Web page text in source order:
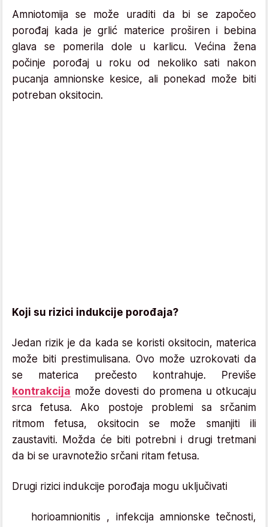
Amniotomija se može uraditi da bi se započeo
porođaj kada je grlić materice proširen i bebina
glava se pomerila dole u ​​karlicu. Većina žena
počinje porođaj u roku od nekoliko sati nakon
pucanja amnionske kesice, ali ponekad može biti
potreban oksitocin.
Koji su rizici indukcije porođaja?
Jedan rizik je da kada se koristi oksitocin, materica
može biti prestimulisana. Ovo može uzrokovati da
se materica prečesto kontrahuje. Previše
kontrakcija može dovesti do promena u otkucaju
srca fetusa. Ako postoje problemi sa srčanim
ritmom fetusa, oksitocin se može smanjiti ili
zaustaviti. Možda će biti potrebni i drugi tretmani
da bi se uravnotežio srčani ritam fetusa.
Drugi rizici indukcije porođaja mogu uključivati
horioamnionitis , infekcija amnionske tečnosti,